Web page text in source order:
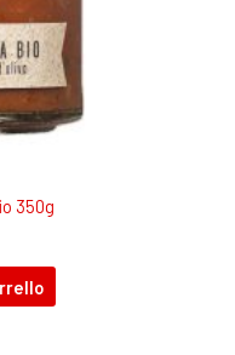
350g